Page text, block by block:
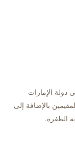
الإمارات
سرير للمرضى المقيمين بالإضافة إلى